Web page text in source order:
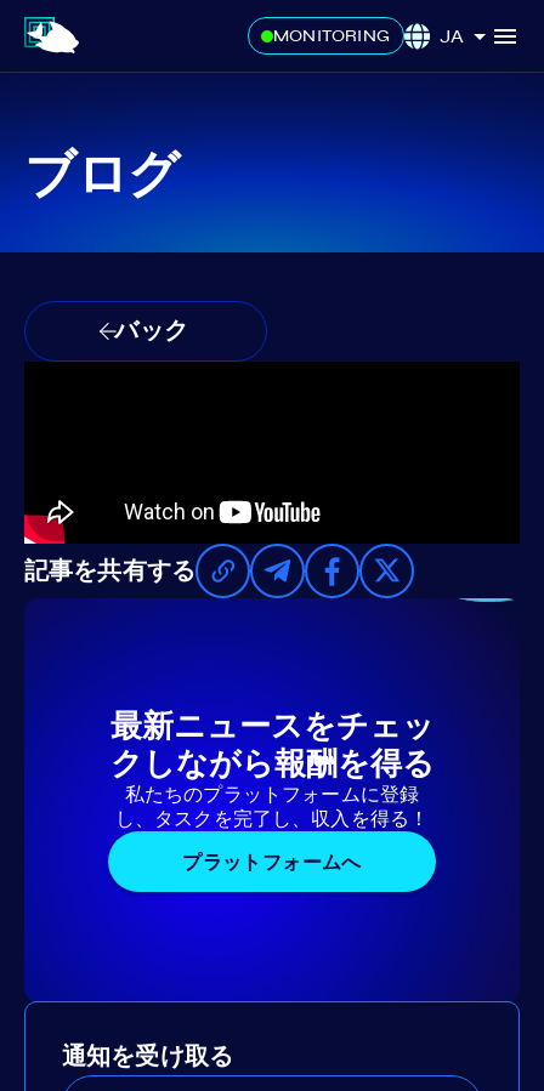
MONITORING JA
ブログ
バック
記事を共有する
最新ニュースをチェッ
クしながら報酬を得る
私たちのプラットフォームに登録
し、タスクを完了し、収入を得る！
プラットフォームへ
通知を受け取る